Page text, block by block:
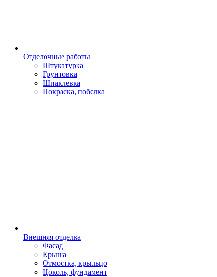
Отделочные работы
Штукатурка
Грунтовка
Шпаклевка
Покраска, побелка
Внешняя отделка
Фасад
Крыша
Отмостка, крыльцо
Цоколь, фундамент